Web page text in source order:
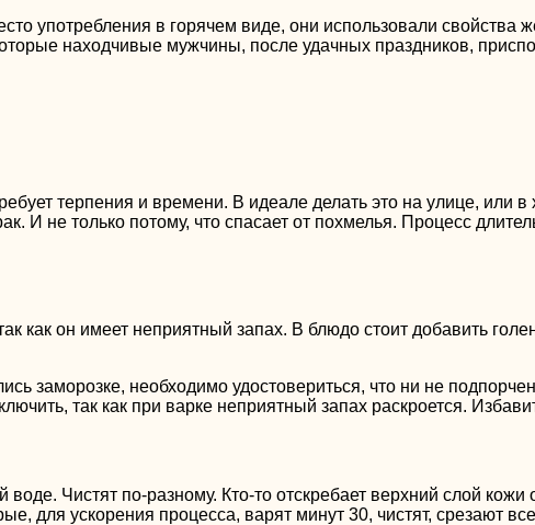
употребления в горячем виде, они использовали свойства
находчивые мужчины, после удачных праздников,
терпения и времени. В идеале делать это на улице,
И не только потому, что спасает от похмелья. Процесс
как он имеет неприятный запах. В блюдо стоит добавить
заморозке, необходимо удостовериться, что ни не
так как при варке неприятный запах раскроется.
Чистят по-разному. Кто-то отскребает верхний слой
для ускорения процесса, варят минут 30, чистят, срезают